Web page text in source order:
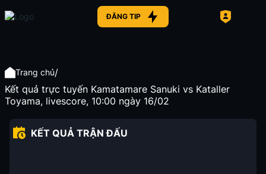
ĐĂNG TIP
Trang chủ/
Kết quả trực tuyến Kamatamare Sanuki vs Kataller
Toyama, livescore, 10:00 ngày 16/02
KẾT QUẢ TRẬN ĐẤU